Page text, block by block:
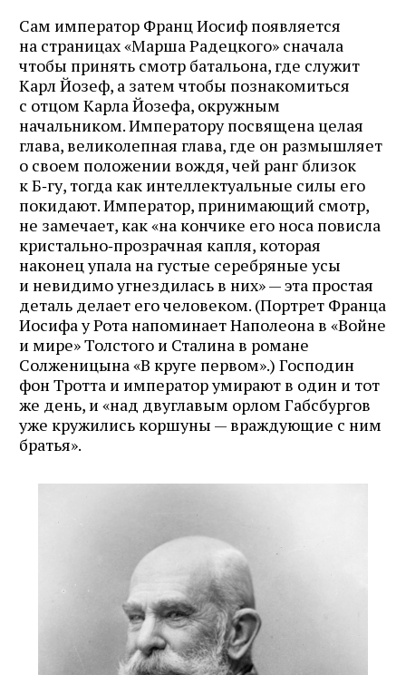
Сам император Франц Иосиф появляется
на страницах «Марша Радецкого» сначала
чтобы принять смотр батальона, где служит
Карл Йозеф, а затем чтобы познакомиться
с отцом Карла Йозефа, окружным
начальником. Императору посвящена целая
глава, великолепная глава, где он размышляет
о своем положении вождя, чей ранг близок
к Б‑гу, тогда как интеллектуальные силы его
покидают. Император, принимающий смотр,
не замечает, как «на кончике его носа повисла
кристально‑прозрачная капля, которая
наконец упала на густые серебряные усы
и невидимо угнездилась в них» — эта простая
деталь делает его человеком. (Портрет Франца
Иосифа у Рота напоминает Наполеона в «Войне
и мире» Толстого и Сталина в романе
Солженицына «В круге первом».) Господин
фон Тротта и император умирают в один и тот
же день, и «над двуглавым орлом Габсбургов
уже кружились коршуны — враждующие с ним
братья».